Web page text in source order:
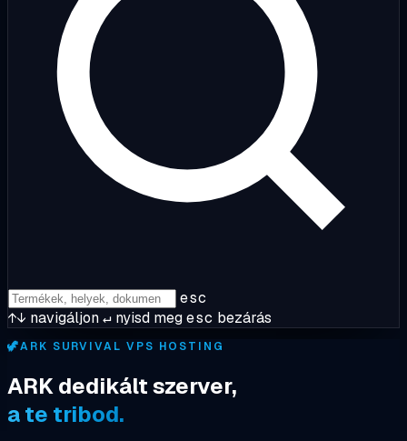
esc
↑↓ navigáljon↵ nyisd megesc bezárás
🦖ARK SURVIVAL VPS HOSTING
ARK dedikált szerver,
a te tribod.